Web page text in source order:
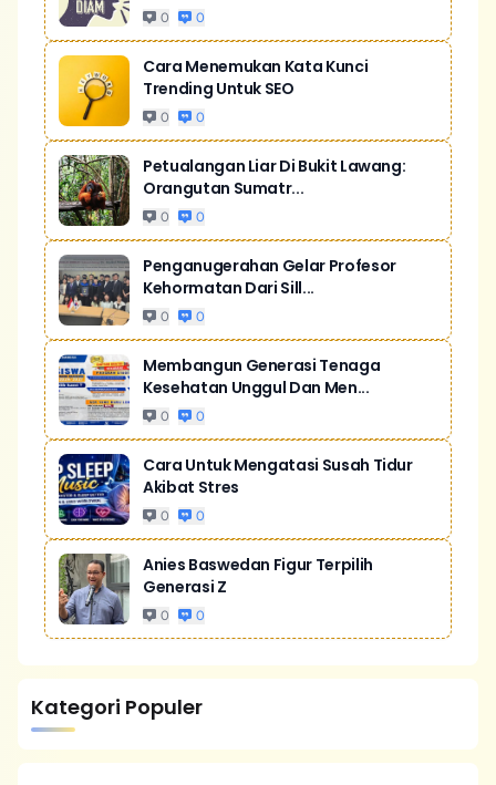
0 0
Cara Menemukan Kata Kunci
Trending Untuk SEO
0 0
Petualangan Liar Di Bukit Lawang:
Orangutan Sumatr...
0 0
Penganugerahan Gelar Profesor
Kehormatan Dari Sill...
0 0
Membangun Generasi Tenaga
Kesehatan Unggul Dan Men...
0 0
Cara Untuk Mengatasi Susah Tidur
Akibat Stres
0 0
Anies Baswedan Figur Terpilih
Generasi Z
0 0
Kategori Populer